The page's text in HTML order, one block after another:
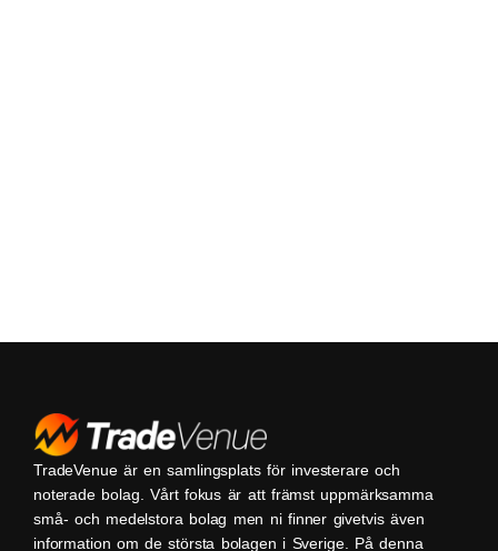
TradeVenue är en samlingsplats för investerare och
noterade bolag. Vårt fokus är att främst uppmärksamma
små- och medelstora bolag men ni finner givetvis även
information om de största bolagen i Sverige. På denna